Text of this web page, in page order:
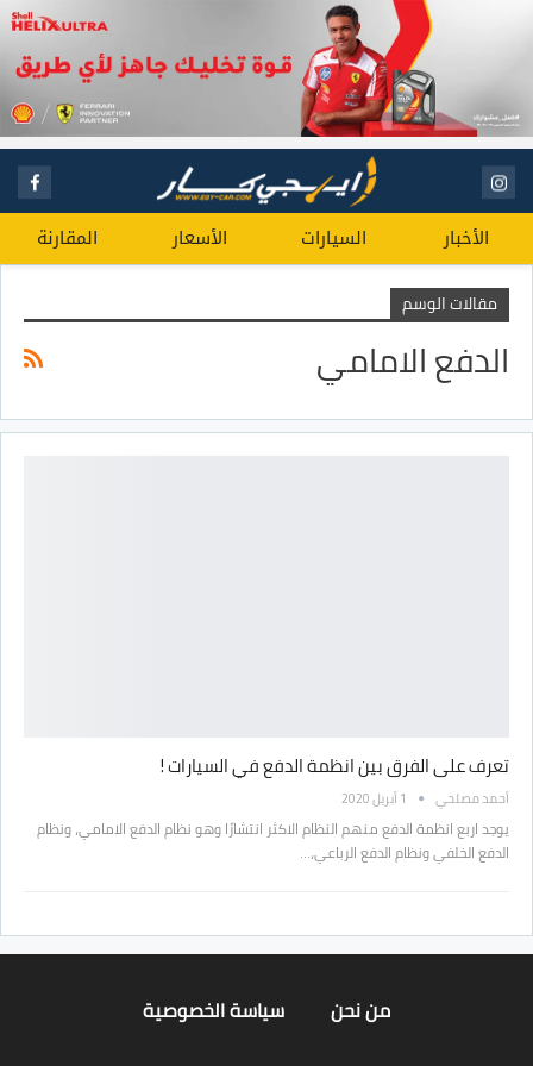
الأخبار السيارات الأسعار المقارنة
مقالات الوسم
الدفع الامامي
تعرف على الفرق بين انظمة الدفع في السيارات !
أحمد مصلحي 1 أبريل 2020
يوجد اربع انظمة الدفع منهم النظام الاكثر انتشارًا وهو نظام الدفع الامامي، ونظام
الدفع الخلفي ونظام الدفع الرباعي،…
من نحن سياسة الخصوصية